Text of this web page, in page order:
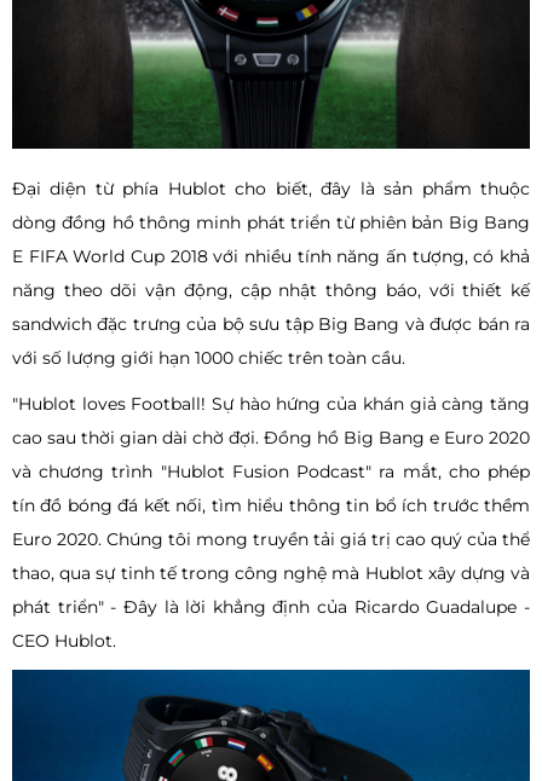
Đại diện từ phía Hublot cho biết, đây là sản phẩm thuộc
dòng đồng hồ thông minh phát triển từ phiên bản Big Bang
E FIFA World Cup 2018 với nhiều tính năng ấn tượng, có khả
năng theo dõi vận động, cập nhật thông báo, với thiết kế
sandwich đặc trưng của bộ sưu tập Big Bang và được bán ra
với số lượng giới hạn 1000 chiếc trên toàn cầu.
"Hublot loves Football! Sự hào hứng của khán giả càng tăng
cao sau thời gian dài chờ đợi. Đồng hồ Big Bang e Euro 2020
và chương trình "Hublot Fusion Podcast" ra mắt, cho phép
tín đồ bóng đá kết nối, tìm hiểu thông tin bổ ích trước thềm
Euro 2020. Chúng tôi mong truyền tải giá trị cao quý của thể
thao, qua sự tinh tế trong công nghệ mà Hublot xây dựng và
phát triển" - Đây là lời khẳng định của Ricardo Guadalupe -
CEO Hublot.